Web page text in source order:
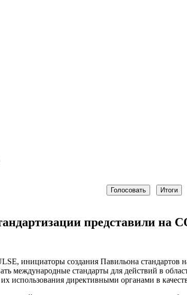
представили на
инициаторы создания Павильона
международные стандарты для действий в
использования директивными органами в